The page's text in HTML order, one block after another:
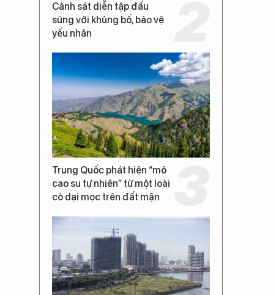
Cảnh sát diễn tập đấu
súng với khủng bố, bảo vệ
yếu nhân
Trung Quốc phát hiện “mỏ
cao su tự nhiên” từ một loài
cỏ dại mọc trên đất mặn